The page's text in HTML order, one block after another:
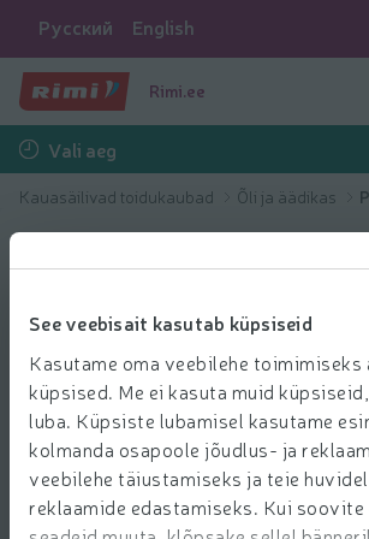
See veebisait kasutab küpsiseid
Kasutame oma veebilehe
küpsised. Me ei kasuta muid
luba. Küpsiste lubamisel kasutame
kolmanda osapoole jõudlus- ja
veebilehe täiustamiseks ja teie
reklaamide edastamiseks. Kui
Русский English
Rimi.ee
Vali aeg
Kauasäilivad toidukaubad Õli ja äädikas